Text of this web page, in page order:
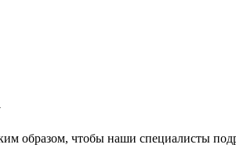
образом, чтобы наши специалисты